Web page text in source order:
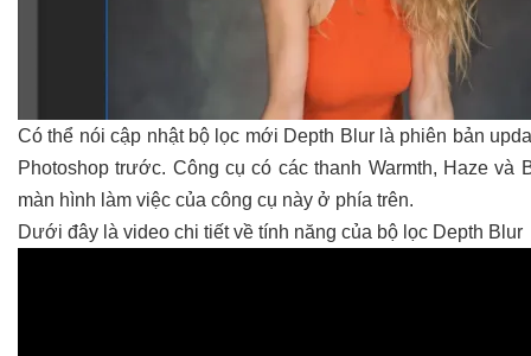
Có thể nói cập nhật bộ lọc mới Depth Blur là phiên bản
Photoshop trước. Công cụ có các thanh Warmth, Haze
màn hình làm việc của công cụ này ở phía trên.
Dưới đây là video chi tiết về tính năng của bộ lọc Depth Blur